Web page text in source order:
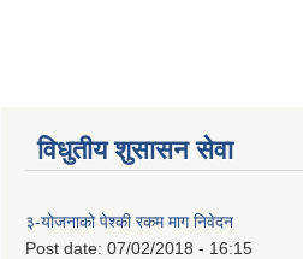
विधुतीय शुसासन सेवा
३-योजनाको पेश्की रकम माग निवेदन
Post date: 07/02/2018 - 16:15